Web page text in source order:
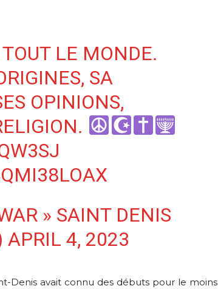
LE MONDE.
SA
OPINIONS,
» SAINT DENIS
APRIL 4, 2023
Denis avait connu des débuts pour le moins